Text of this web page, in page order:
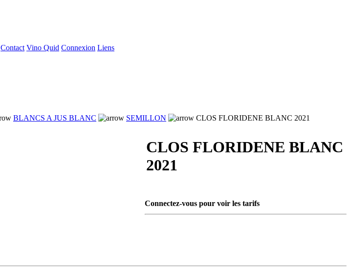
Contact Vino Quid Connexion Liens
BLANCS A JUS BLANC SEMILLON CLOS FLORIDENE BLANC 2021
CLOS FLORIDENE BLANC
2021
Connectez-vous pour voir les tarifs